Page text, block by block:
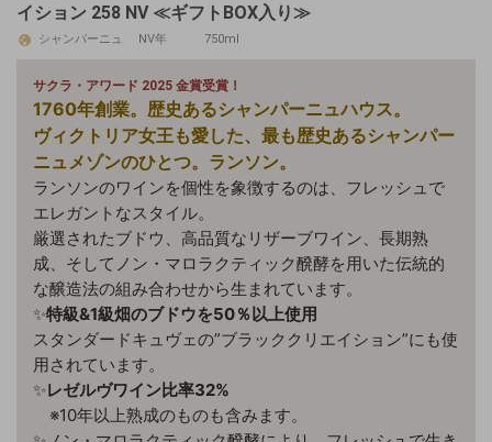
イション 258 NV ≪ギフトBOX入り≫
シャンパーニュ NV年 750ml
サクラ・アワード 2025 金賞受賞！
1760年創業。歴史あるシャンパーニュハウス。
ヴィクトリア女王も愛した、最も歴史あるシャンパー
ニュメゾンのひとつ。ランソン。
ランソンのワインを個性を象徴するのは、フレッシュで
エレガントなスタイル。
厳選されたブドウ、高品質なリザーブワイン、長期熟
成、そしてノン・マロラクティック醗酵を用いた伝統的
な醸造法の組み合わせから生まれています。
✨特級&1級畑のブドウを50％以上使用
スタンダードキュヴェの”ブラッククリエイション”にも使
用されています。
✨レゼルヴワイン比率32%
※10年以上熟成のものも含みます。